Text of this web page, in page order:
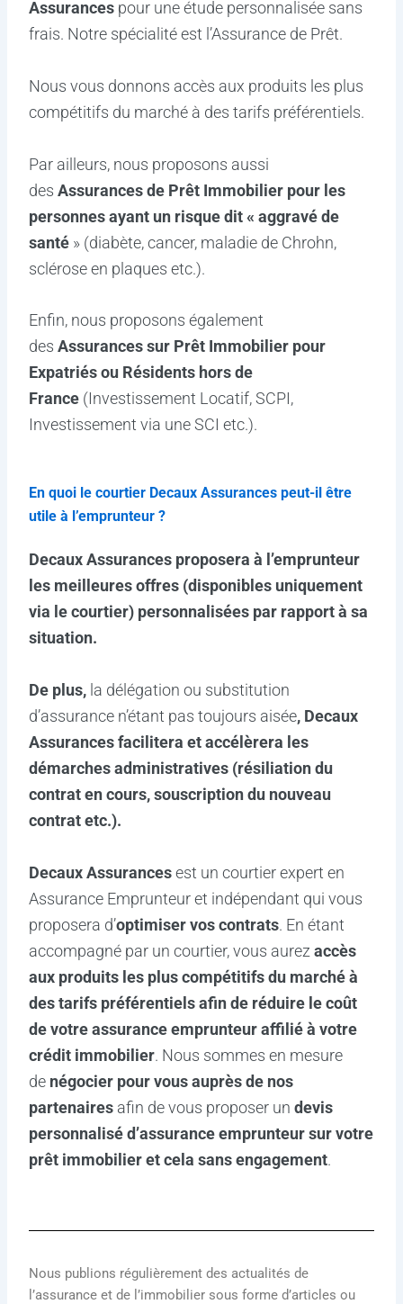
d
i
-
i
n
e
r
o
o
g
r
a
m
a
p
b
e
Assurances pour une étude personnalisée sans
frais. Notre spécialité est l’Assurance de Prêt.
Nous vous donnons accès aux produits les plus
compétitifs du marché à des tarifs préférentiels.
Par ailleurs, nous proposons aussi
desAssurances de Prêt Immobilier pour les
personnes ayant un risque dit « aggravé de
santé » (diabète, cancer, maladie de Chrohn,
sclérose en plaques etc.).
Enfin, nous proposons également
desAssurances sur Prêt Immobilier pour
Expatriés ou Résidents hors de
France (Investissement Locatif, SCPI,
Investissement via une SCI etc.).
En quoi le courtier Decaux Assurances peut-il être
utile à l’emprunteur ?
Decaux Assurances proposera à l’emprunteur
les meilleures offres (disponibles uniquement
via le courtier) personnalisées par rapport à sa
situation.
De plus, la délégation ou substitution
d’assurance n’étant pas toujours aisée, Decaux
Assurances facilitera et accélèrera les
démarches administratives (résiliation du
contrat en cours, souscription du nouveau
contrat etc.).
Decaux Assurancesest un courtier expert en
Assurance Emprunteur et indépendant qui vous
proposera d’optimiser vos contrats. En étant
accompagné par un courtier, vous aurezaccès
aux produits les plus compétitifs du marché à
des tarifs préférentiels afin de réduire le coût
de votre assurance emprunteur affilié à votre
crédit immobilier. Nous sommes en mesure
de négocier pour vous auprès de nos
partenaires afin de vous proposer undevis
personnalisé d’assurance emprunteur sur votre
prêt immobilier et cela sans engagement.
Nous publions régulièrement des actualités de
l’assurance et de l’immobilier sous forme d’articles ou